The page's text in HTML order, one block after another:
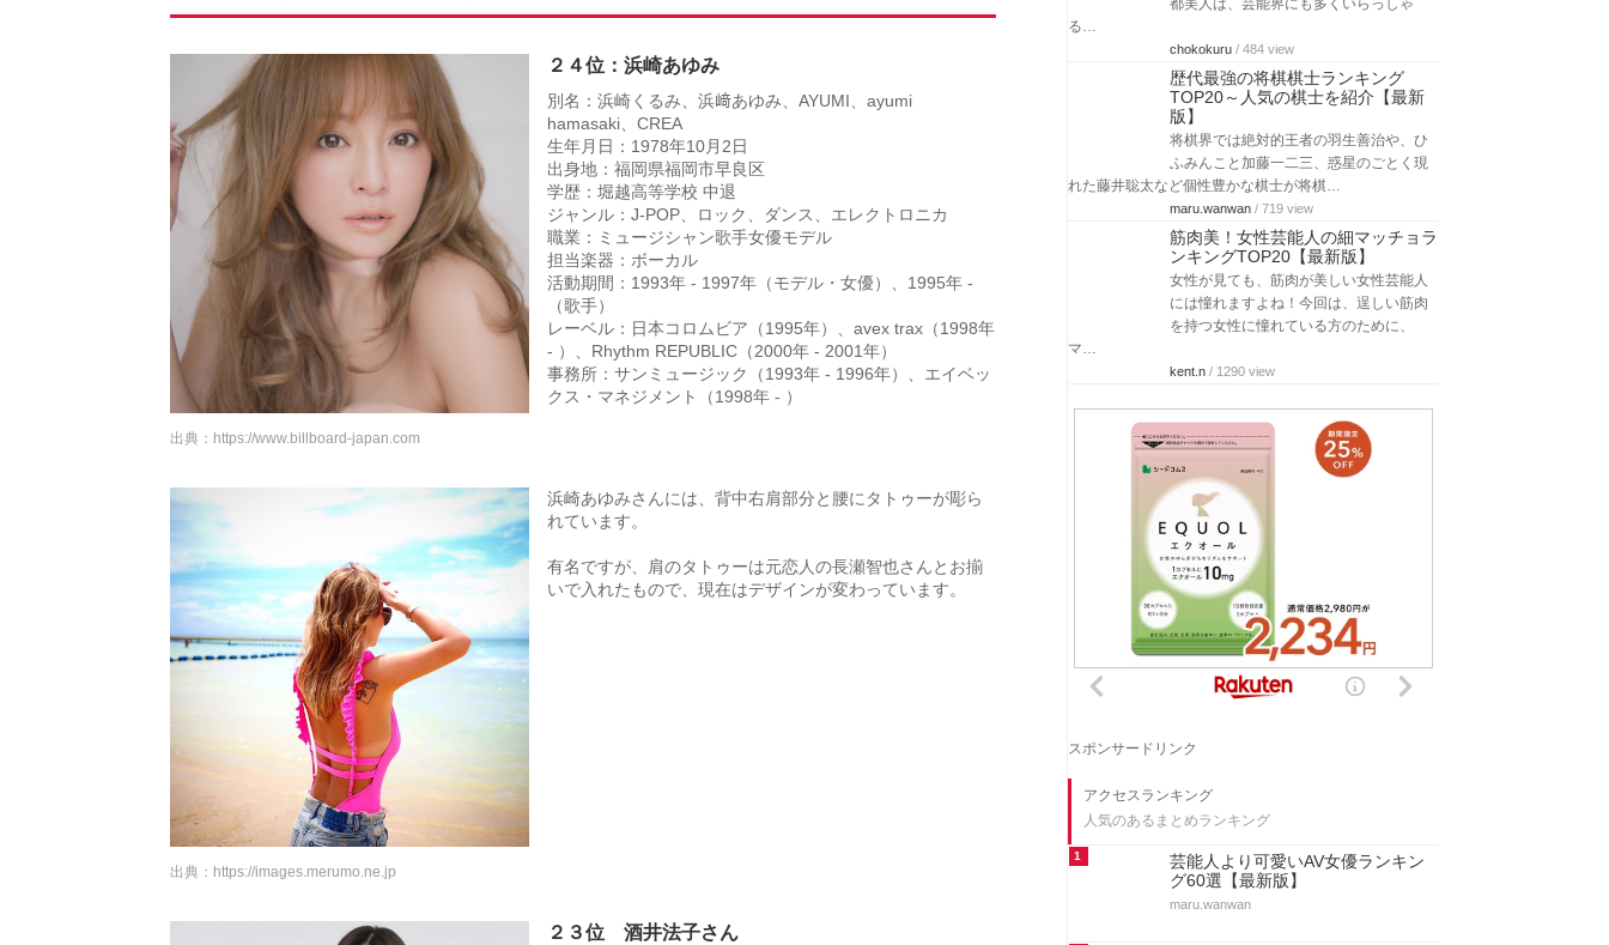
２４位：浜崎あゆみ
別名：浜崎くるみ、浜﨑あゆみ、AYUMI、ayumi
hamasaki、CREA
生年月日：1978年10月2日
出身地：福岡県福岡市早良区
学歴：堀越高等学校 中退
ジャンル：J-POP、ロック、ダンス、エレクトロニカ
職業：ミュージシャン歌手女優モデル
担当楽器：ボーカル
活動期間：1993年 - 1997年（モデル・女優）、1995年 -
（歌手）
レーベル：日本コロムビア（1995年）、avex trax（1998年
- ）、Rhythm REPUBLIC（2000年 - 2001年）
事務所：サンミュージック（1993年 - 1996年）、エイベッ
クス・マネジメント（1998年 - ）
出典： https://www.billboard-japan.com
浜崎あゆみさんには、背中右肩部分と腰にタトゥーが彫ら
れています。
有名ですが、肩のタトゥーは元恋人の長瀬智也さんとお揃
いで入れたもので、現在はデザインが変わっています。
出典： https://images.merumo.ne.jp
２３位 酒井法子さん
都美人は、芸能界にも多くいらっしゃ
る…
chokokuru / 484 view
歴代最強の将棋棋士ランキング
TOP20～人気の棋士を紹介【最新
版】
将棋界では絶対的王者の羽生善治や、ひ
ふみんこと加藤一二三、惑星のごとく現
れた藤井聡太など個性豊かな棋士が将棋…
maru.wanwan / 719 view
筋肉美！女性芸能人の細マッチョラ
ンキングTOP20【最新版】
女性が見ても、筋肉が美しい女性芸能人
には憧れますよね！今回は、逞しい筋肉
を持つ女性に憧れている方のために、
マ…
kent.n / 1290 view
スポンサードリンク
アクセスランキング
人気のあるまとめランキング
1
芸能人より可愛いAV女優ランキン
グ60選【最新版】
maru.wanwan